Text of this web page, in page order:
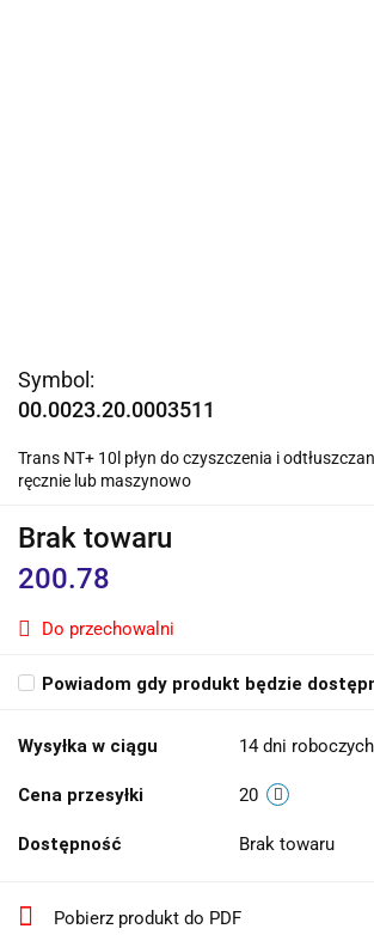
Symbol:
00.0023.20.0003511
Trans NT+ 10l płyn do czyszczenia i
ręcznie lub maszynowo
Brak towaru
200.78
Do przechowalni
Powiadom gdy produkt będzie
Wysyłka w ciągu 14 dni roboczych
Cena przesyłki 20
Dostępność Brak towaru
Pobierz produkt do PDF